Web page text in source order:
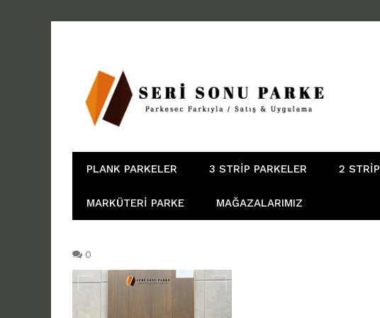
PLANK PARKELER 3 STRIP PARKELER 2
MARKÜTERI PARKE MAĞAZALARIMIZ
0